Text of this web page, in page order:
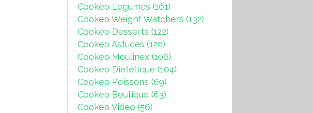
Cookeo Legumes (161)
Cookeo Weight Watchers (132)
Cookeo Desserts (122)
Cookeo Astuces (120)
Cookeo Moulinex (106)
Cookeo Dietetique (104)
Cookeo Poissons (69)
Cookeo Boutique (63)
Cookeo Video (56)